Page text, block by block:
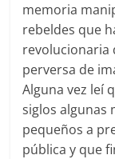
memoria
rebeldes que
revolucionaria
perversa de
Alguna vez leí
siglos algunas
pequeños a
pública y que